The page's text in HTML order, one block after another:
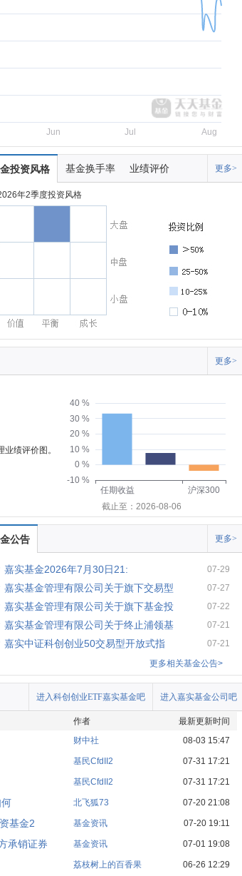
Jun Jul Aug
投资风格 基金换手率 业绩评价 更多>
年2季度投资风格
更多>
绩评价图。
-10 %
0 %
10 %
20 %
30 %
40 %
任期收益
沪深300
截止至：2026-08-06
公告 更多>
嘉实基金2026年7月30日21: 07-29
嘉实基金管理有限公司关于旗下交易型 07-27
嘉实基金管理有限公司关于旗下基金投 07-22
嘉实基金管理有限公司关于终止浦领基 07-21
嘉实中证科创创业50交易型开放式指
07-21
更多相关基金公告>
进入嘉实基金公司吧
进入科创创业ETF嘉实基金吧
作者
最新更新时间
财中社 08-03 15:47
基民CfdII2 07-31 17:21
基民CfdII2 07-31 17:21
北飞狐73 07-20 21:08
基金2 基金资讯 07-20 19:11
承销证券 基金资讯 07-01 19:08
荔枝树上的百香果 06-26 12:29